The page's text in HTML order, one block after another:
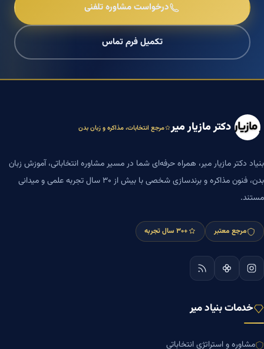
درخواست مشاوره تلفنی
تکمیل فرم تماس
دکتر مازیار میر مرجع انتخابات، مذاکره و زبان بدن
بنیاد دکتر مازیار میر، همراه حرفه‌ای شما در مسیر مشاوره انتخاباتی، آموزش زبان
بدن، فنون مذاکره و برندسازی شخصی با بیش از ۳۰ سال تجربه علمی و میدانی
مستند.
مرجع معتبر +۳۰ سال تجربه
خدمات بنیاد میر
مشاوره و استراتژی انتخاباتی